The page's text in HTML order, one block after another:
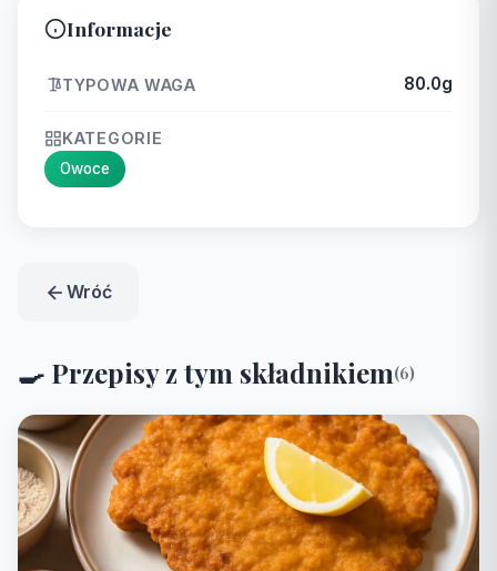
Informacje
TYPOWA WAGA 80.0g
KATEGORIE
Owoce
Wróć
🍳 Przepisy z tym składnikiem(6)